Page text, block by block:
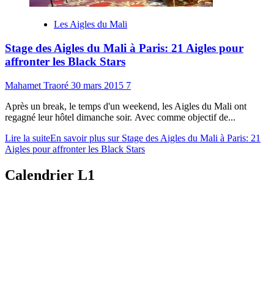
Les Aigles du Mali
Stage des Aigles du Mali à Paris: 21 Aigles pour
affronter les Black Stars
Mahamet Traoré 30 mars 2015 7
Après un break, le temps d'un weekend, les Aigles du Mali ont
regagné leur hôtel dimanche soir. Avec comme objectif de...
Lire la suiteEn savoir plus sur Stage des Aigles du Mali à Paris: 21
Aigles pour affronter les Black Stars
Calendrier L1